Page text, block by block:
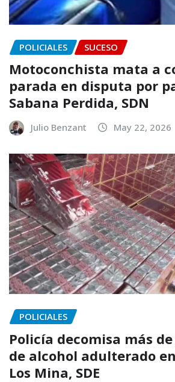
POLICIALES SUCESO
Motoconchista mata a
parada en disputa por
Sabana Perdida, SDN
Julio Benzant May 22, 2026
POLICIALES
Policía decomisa más
de alcohol adulterado
Los Mina, SDE